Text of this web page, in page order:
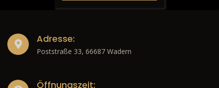
Adresse:
Poststraße 33, 66687 Wadern
Öffnungszeit: